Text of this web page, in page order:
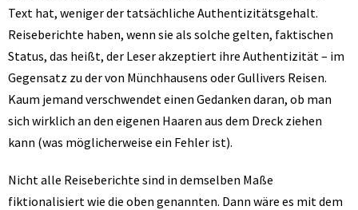
Text hat, weniger der tatsächliche Authentizitätsgehalt.
Reiseberichte haben, wenn sie als solche gelten, faktischen
Status, das heißt, der Leser akzeptiert ihre Authentizität – im
Gegensatz zu der von Münchhausens oder Gullivers Reisen.
Kaum jemand verschwendet einen Gedanken daran, ob man
sich wirklich an den eigenen Haaren aus dem Dreck ziehen
kann (was möglicherweise ein Fehler ist).
Nicht alle Reiseberichte sind in demselben Maße
fiktionalisiert wie die oben genannten. Dann wäre es mit dem